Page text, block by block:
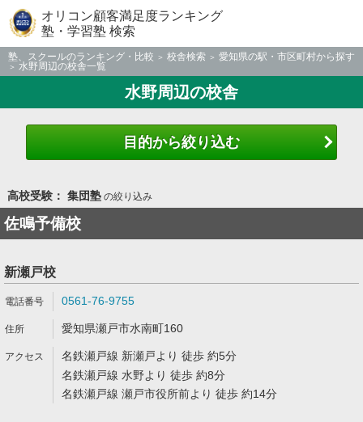
オリコン顧客満足度ランキング
塾・学習塾 検索
塾、スクールのランキング・比較 校舎検索
愛知県の駅・市区町村から探す
水野周辺の校舎一覧
水野周辺の校舎
目的から絞り込む
高校受験： 集団塾の絞り込み
佐鳴予備校
新瀬戸校
0561-76-9755
愛知県瀬戸市水南町160
名鉄瀬戸線 新瀬戸より 徒歩 約5分
名鉄瀬戸線 水野より 徒歩 約8分
名鉄瀬戸線 瀬戸市役所前より 徒歩 約14分